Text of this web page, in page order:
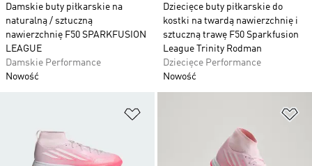
Damskie buty piłkarskie na
naturalną / sztuczną
nawierzchnię F50 SPARKFUSION
LEAGUE
Damskie Performance
Nowość
Dziecięce buty piłkarskie do
kostki na twardą nawierzchnię i
sztuczną trawę F50 Sparkfusion
League Trinity Rodman
Dziecięce Performance
Nowość